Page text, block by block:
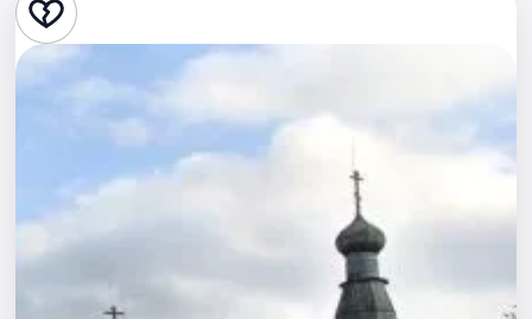
Стендап